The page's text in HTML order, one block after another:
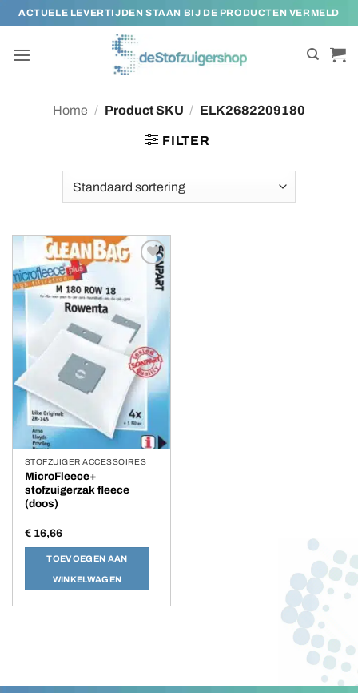
naar
inhoud
ACTUELE LEVERTIJDEN STAAN BIJ DE PRODUCTEN VERMELD
Home / Product SKU / ELK2682209180
FILTER
Toevoegen
verlanglijst
STOFZUIGER ACCESSOIRES
MicroFleece+
stofzuigerzak fleece
(doos)
€16,66
TOEVOEGEN AAN
WINKELWAGEN